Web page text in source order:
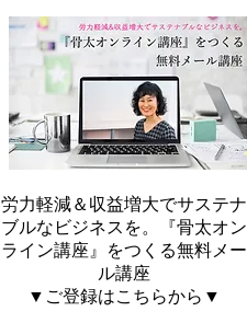
労力軽減＆収益増大でサステナ
ブルなビジネスを。『骨太オン
ライン講座』をつくる無料メー
ル講座
▼ご登録はこちらから▼